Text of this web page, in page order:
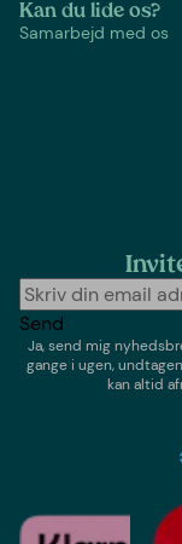
Kan du lide os?
Samarbejd med os
Send
Ja, send mig
gange i ugen,
kan altid